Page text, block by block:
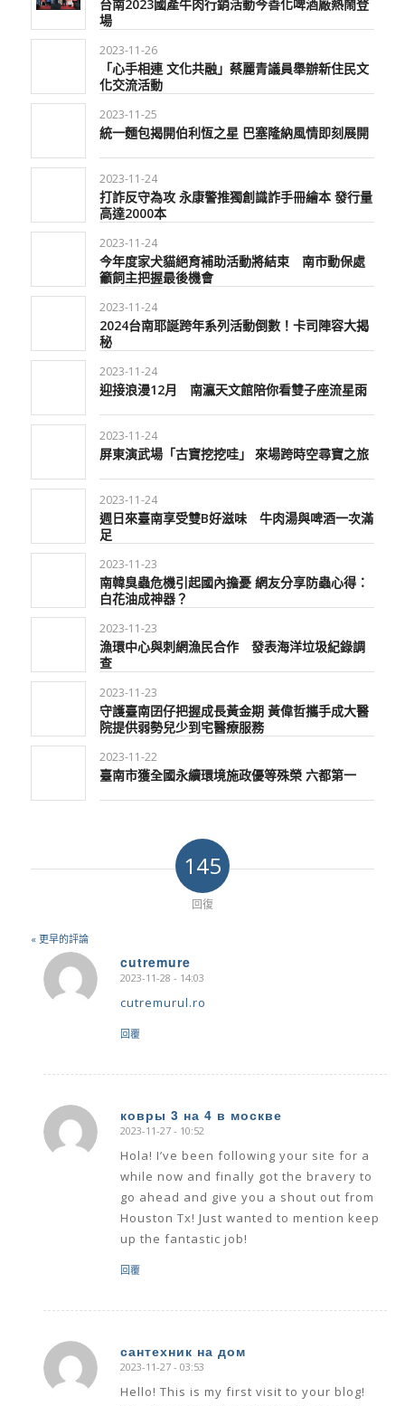
台南2023國產牛肉行銷活動今善化啤酒廠熱鬧登
場
2023-11-26
「心手相連 文化共融」蔡麗青議員舉辦新住民文
化交流活動
2023-11-25
統一麵包揭開伯利恆之星 巴塞隆納風情即刻展開
2023-11-24
打詐反守為攻 永康警推獨創識詐手冊繪本 發行量
高達2000本
2023-11-24
今年度家犬貓絕育補助活動將結束 南市動保處
籲飼主把握最後機會
2023-11-24
2024台南耶誕跨年系列活動倒數！卡司陣容大揭
秘
2023-11-24
迎接浪漫12月 南瀛天文館陪你看雙子座流星雨
2023-11-24
屏東演武場「古寶挖挖哇」 來場跨時空尋寶之旅
2023-11-24
週日來臺南享受雙B好滋味 牛肉湯與啤酒一次滿
足
2023-11-23
南韓臭蟲危機引起國內擔憂 網友分享防蟲心得：
白花油成神器？
2023-11-23
漁環中心與刺網漁民合作 發表海洋垃圾紀錄調
查
2023-11-23
守護臺南囝仔把握成長黃金期 黃偉哲攜手成大醫
院提供弱勢兒少到宅醫療服務
2023-11-22
臺南市獲全國永續環境施政優等殊榮 六都第一
145
回復
« 更早的評論
cutremure
says:
2023-11-28 - 14:03
cutremurul.ro
回覆
ковры 3 на 4 в москве
says:
2023-11-27 - 10:52
Hola! I’ve been following your site for a
while now and finally got the bravery to
go ahead and give you a shout out from
Houston Tx! Just wanted to mention keep
up the fantastic job!
回覆
сантехник на дом
says:
2023-11-27 - 03:53
Hello! This is my first visit to your blog!